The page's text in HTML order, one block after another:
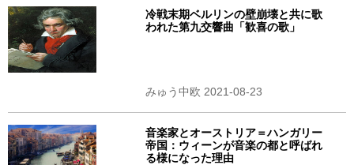
冷戦末期ベルリンの壁崩壊と共に歌
われた第九交響曲「歓喜の歌」
みゅう中欧 2021-08-23
音楽家とオーストリア＝ハンガリー
帝国：ウィーンが音楽の都と呼ばれ
る様になった理由